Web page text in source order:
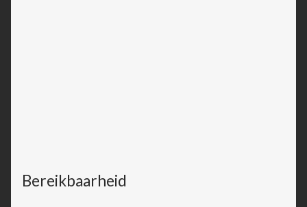
Bereikbaarheid